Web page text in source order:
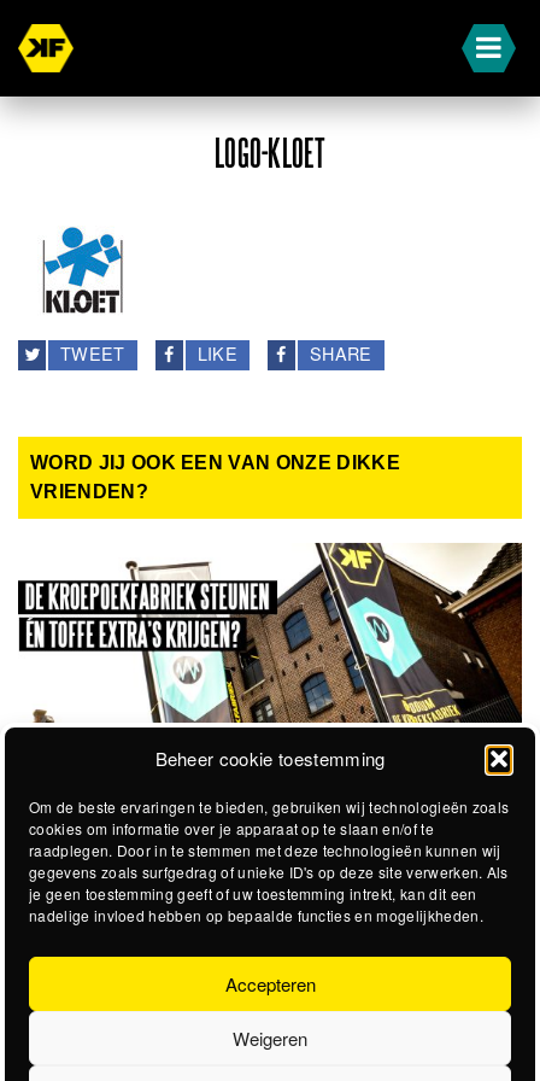
Beheer cookie toestemming
Om de beste ervaringen te bieden, gebruiken wij technologieën zoals
cookies om informatie over je apparaat op te slaan en/of te
raadplegen. Door in te stemmen met deze technologieën kunnen wij
gegevens zoals surfgedrag of unieke ID's op deze site verwerken. Als
je geen toestemming geeft of uw toestemming intrekt, kan dit een
nadelige invloed hebben op bepaalde functies en mogelijkheden.
Accepteren
Weigeren
LOGO-KLOET
TWEET LIKE SHARE
WORD JIJ OOK EEN VAN ONZE DIKKE
VRIENDEN?